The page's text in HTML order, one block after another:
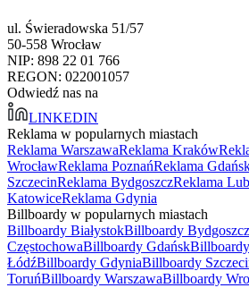
ul. Świeradowska 51/57
50-558 Wrocław
NIP: 898 22 01 766
REGON: 022001057
Odwiedź nas na
LINKEDIN
Reklama w popularnych miastach
Reklama WarszawaReklama Kraków
WrocławReklama PoznańReklama
SzczecinReklama BydgoszczReklama
KatowiceReklama Gdynia
Billboardy w popularnych miastach
Billboardy BiałystokBillboardy Bydgoszcz
CzęstochowaBillboardy Gdańsk
ŁódźBillboardy GdyniaBillboardy
ToruńBillboardy WarszawaBillboardy